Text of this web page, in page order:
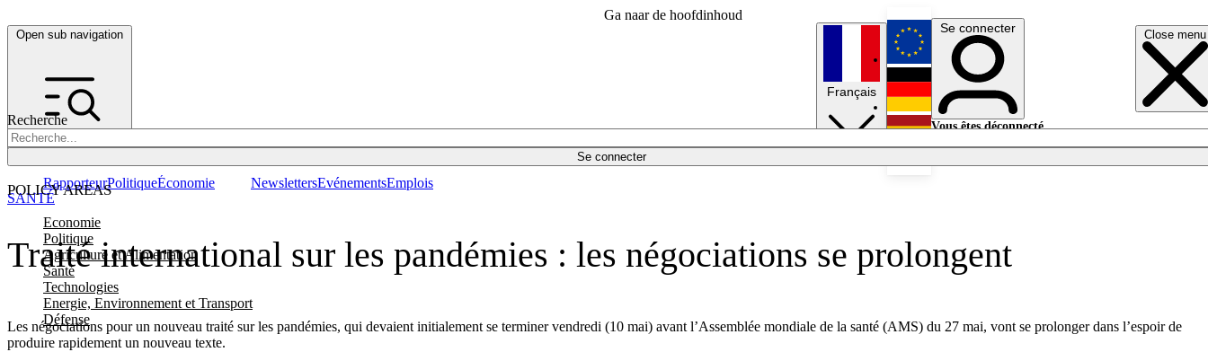
Ga naar de hoofdinhoud
Open sub navigation Close menu
Recherche
Se connecter
POLICY AREAS
Economie
Politique
Agriculture et Alimentation
Santé
Technologies
Energie, Environnement et Transport
Défense
RapporteurPolitiqueÉconomie NewslettersEvénementsEmplois
Français
English
Deutsch
Se connecter
Vous êtes déconnecté.
Traité international sur les pandémies : les négociations se prolongent
Les négociations pour un nouveau traité sur les pandémies, qui devaient initialement se terminer vendredi (10 mai) avant l’Assemblée mondiale de la santé (AMS) du 27 mai, vont se prolonger dans l’espoir de
produire rapidement un nouveau texte.
SANTÉ